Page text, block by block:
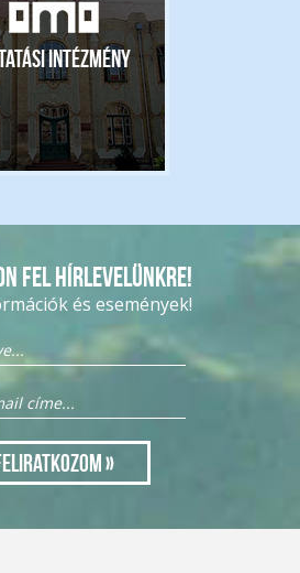
intézmény
fel hírlevelünkre!
és események!